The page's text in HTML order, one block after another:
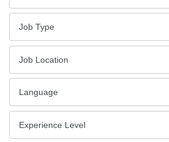
Job Type
Job Location
Language
Experience Level